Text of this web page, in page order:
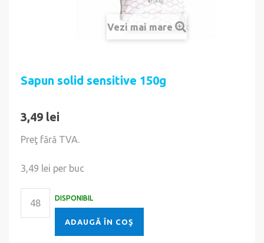
Vezi mai mare
Sapun solid sensitive 150g
3,49 lei
Preţ fără TVA.
3,49 lei per buc
DISPONIBIL
ADAUGĂ ÎN COŞ